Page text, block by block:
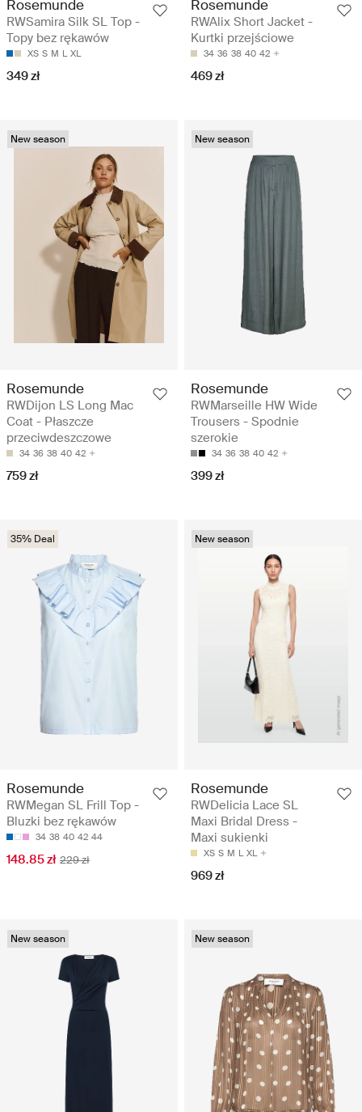
Rosemunde
RWSamira Silk SL Top -
Topy bez rękawów
XS S M L XL
349 zł
Rosemunde
RWAlix Short Jacket -
Kurtki przejściowe
34 36 38 40 42
469 zł
New season
Rosemunde
RWDijon LS Long Mac
Coat - Płaszcze
przeciwdeszczowe
34 36 38 40 42
759 zł
New season
Rosemunde
RWMarseille HW Wide
Trousers - Spodnie
szerokie
34 36 38 40 42
399 zł
35% Deal
Rosemunde
RWMegan SL Frill Top -
Bluzki bez rękawów
34 38 40 42 44
148.85 zł 229 zł
New season
Rosemunde
RWDelicia Lace SL
Maxi Bridal Dress -
Maxi sukienki
XS S M L XL
969 zł
New season New season